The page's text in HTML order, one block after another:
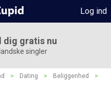
Log ind
dig gratis nu
singler
> Dating > Beliggenhed
>